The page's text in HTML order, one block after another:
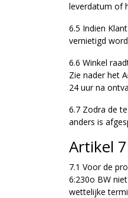
leverdatum of
6.5 Indien
vernietigd
6.6 Winkel
Zie nader het
24 uur na
6.7 Zodra de
anders is
Artikel
7.1 Voor de
6:230o BW
wettelijke